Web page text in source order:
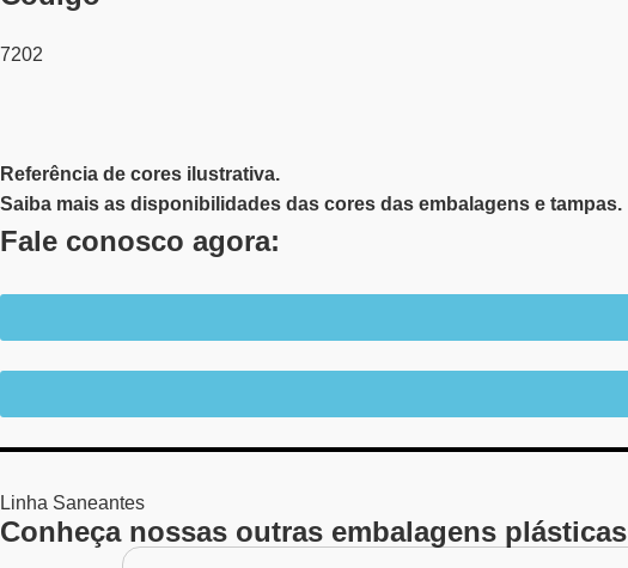
7202
Referência de cores ilustrativa.
Saiba mais as disponibilidades das cores das embalagens e tampas.
Fale conosco agora:
Linha Saneantes
Conheça nossas outras embalagens plásticas